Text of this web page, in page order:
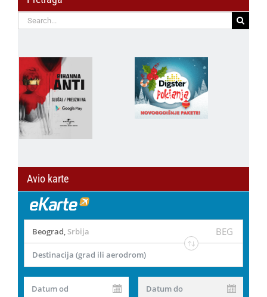
Search
for:
Avio karte
Beograd, Srbija BEG
Destinacija (grad ili aerodrom)
Datum od Datum do